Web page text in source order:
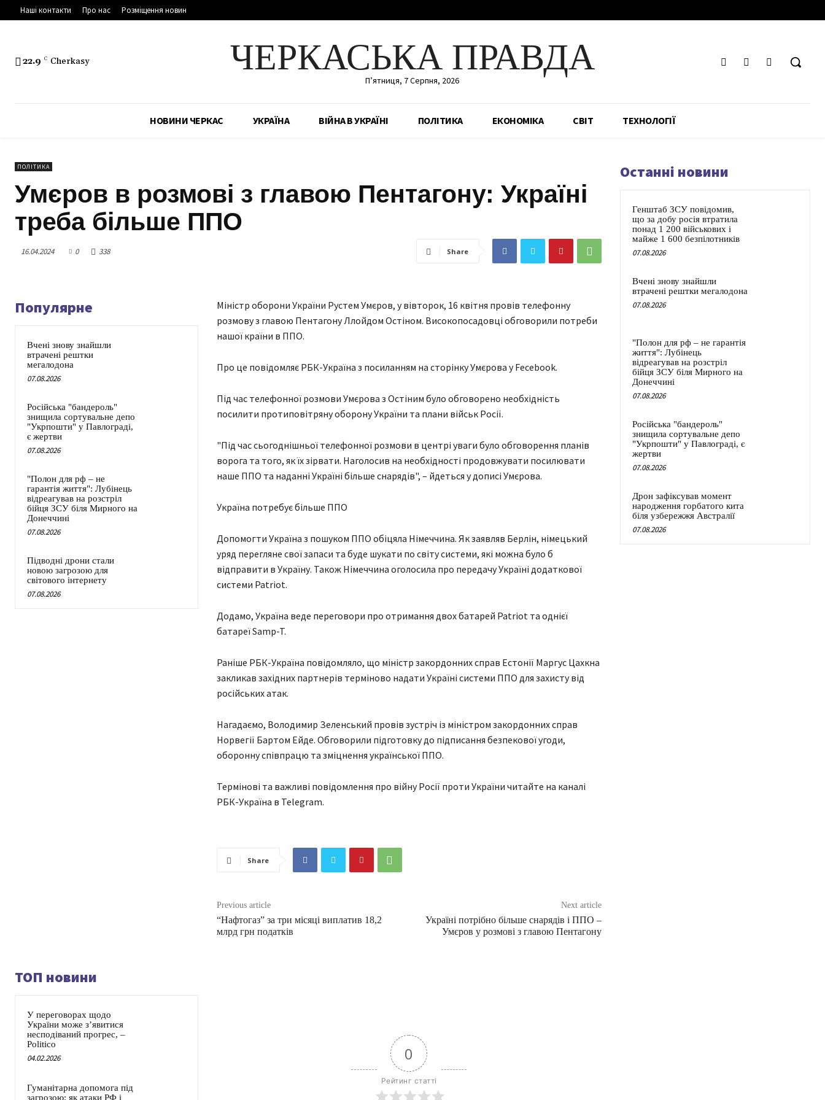
Наші контакти Про нас Розміщення новин
22.9 C Cherkasy ЧЕРКАСЬКА ПРАВДА
П’ятниця, 7 Серпня, 2026
НОВИНИ ЧЕРКАС УКРАЇНА ВІЙНА В УКРАЇНІ ПОЛІТИКА ЕКОНОМІКА СВІТ ТЕХНОЛОГІЇ
ПОЛІТИКА
Умєров в розмові з главою Пентагону: Україні
треба більше ППО
16.04.2024 0 338 Share
Популярне
Вчені знову знайшли
втрачені рештки
мегалодона
07.08.2026
Російська "бандероль"
знищила сортувальне депо
"Укрпошти" у Павлограді,
є жертви
07.08.2026
"Полон для рф – не
гарантія життя": Лубінець
відреагував на розстріл
бійця ЗСУ біля Мирного на
Донеччині
07.08.2026
Підводні дрони стали
новою загрозою для
світового інтернету
07.08.2026
Міністр оборони України Рустем Умєров, у вівторок, 16 квітня провів телефонну
розмову з главою Пентагону Ллойдом Остіном. Високопосадовці обговорили потреби
нашої країни в ППО.
Про це повідомляє РБК-Україна з посиланням на сторінку Умєрова у Fecebook.
Під час телефонної розмови Умєрова з Остіним було обговорено необхідність
посилити протиповітряну оборону України та плани військ Росії.
"Під час сьогоднішньої телефонної розмови в центрі уваги було обговорення планів
ворога та того, як їх зірвати. Наголосив на необхідності продовжувати посилювати
наше ППО та наданні Україні більше снарядів", – йдеться у дописі Умєрова.
Україна потребує більше ППО
Допомогти Україна з пошуком ППО обіцяла Німеччина. Як заявляв Берлін, німецький
уряд перегляне свої запаси та буде шукати по світу системи, які можна було б
відправити в Україну. Також Німеччина оголосила про передачу Україні додаткової
системи Patriot.
Додамо, Україна веде переговори про отримання двох батарей Patriot та однієї
батареї Samp-T.
Раніше РБК-Україна повідомляло, що міністр закордонних справ Естонії Маргус Цахкна
закликав західних партнерів терміново надати Україні системи ППО для захисту від
російських атак.
Нагадаємо, Володимир Зеленський провів зустріч із міністром закордонних справ
Норвегії Бартом Ейде. Обговорили підготовку до підписання безпекової угоди,
оборонну співпрацю та зміцнення української ППО.
Термінові та важливі повідомлення про війну Росії проти України читайте на каналі
РБК-Україна в Telegram.
Share
Previous article
“Нафтогаз” за три місяці виплатив 18,2
млрд грн податків
Next article
Україні потрібно більше снарядів і ППО –
Умєров у розмові з главою Пентагону
ТОП новини
У переговорах щодо
України може з’явитися
несподіваний прогрес, –
Politico
04.02.2026
Гуманітарна допомога під
загрозою: як атаки РФ і
0
Рейтинг статті
Останні новини
Генштаб ЗСУ повідомив,
що за добу росія втратила
понад 1 200 військових і
майже 1 600 безпілотників
07.08.2026
Вчені знову знайшли
втрачені рештки мегалодона
07.08.2026
"Полон для рф – не гарантія
життя": Лубінець
відреагував на розстріл
бійця ЗСУ біля Мирного на
Донеччині
07.08.2026
Російська "бандероль"
знищила сортувальне депо
"Укрпошти" у Павлограді, є
жертви
07.08.2026
Дрон зафіксував момент
народження горбатого кита
біля узбережжя Австралії
07.08.2026